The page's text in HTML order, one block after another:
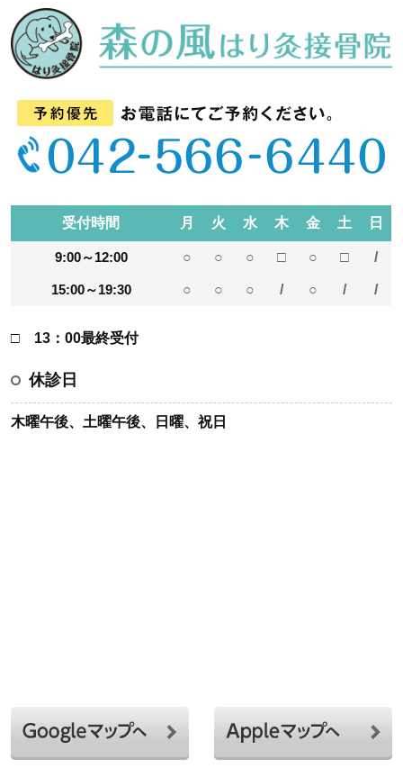
受付時間 月 火 水 木 金 土 日
9:00～12:00 ○ ○ ○ □ ○ □ /
15:00～19:30 ○ ○ ○ / ○ / /
□ 13：00最終受付
休診日
木曜午後、土曜午後、日曜、祝日